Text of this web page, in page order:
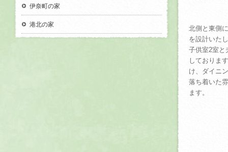
伊奈町の家
港北の家
北側と東側
を設計いた
子供室2室と
しておりま
け、ダイニ
落ち着いた
ます。